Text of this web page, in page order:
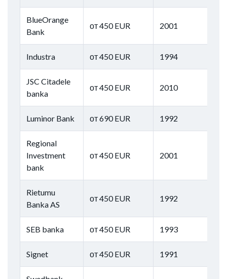
BlueOrange
Bank
от 450 EUR 2001
Industra от 450 EUR 1994
JSC Citadele
banka
от 450 EUR 2010
Luminor Bank от 690 EUR 1992
Regional
Investment
bank
от 450 EUR 2001
Rietumu
Banka AS
от 450 EUR 1992
SEB banka от 450 EUR 1993
Signet от 450 EUR 1991